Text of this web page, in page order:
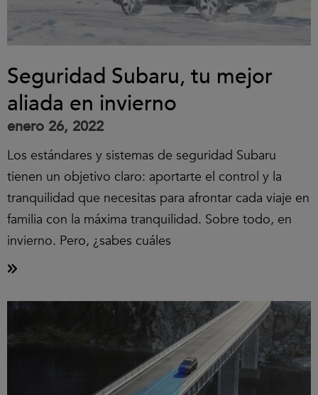
Seguridad Subaru, tu mejor
aliada en invierno
enero 26, 2022
Los estándares y sistemas de seguridad Subaru
tienen un objetivo claro: aportarte el control y la
tranquilidad que necesitas para afrontar cada viaje en
familia con la máxima tranquilidad. Sobre todo, en
invierno. Pero, ¿sabes cuáles